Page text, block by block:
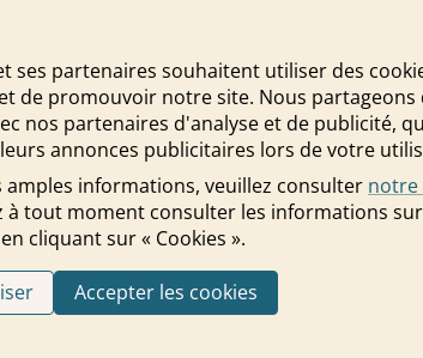
lors d'un
du lien lors d'un événement ?
ses partenaires souhaitent utiliser des
de promouvoir notre site. Nous
nos partenaires d'analyse et de publicité,
annonces publicitaires lors de votre
amples informations, veuillez consulter notre
à tout moment consulter les informations
cliquant sur « Cookies ».
Accepter les cookies